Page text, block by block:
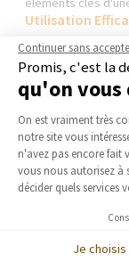
Utilisation
Meubles
qui
des tiroirs
fois un
vertical
les
sans
Solutions de
Continuer sans
Promis, c'est la
qu'on vous
Plateforme
On est vraiment très
notre site vous
n'avez pas encore fait
vous nous autorisez à
décider quels services
Je choisis